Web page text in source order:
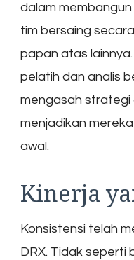
dalam
tim bersaing
papan atas
pelatih dan analis
mengasah strategi
menjadikan
awal.
Kinerja
Konsistensi telah
DRX. Tidak seperti